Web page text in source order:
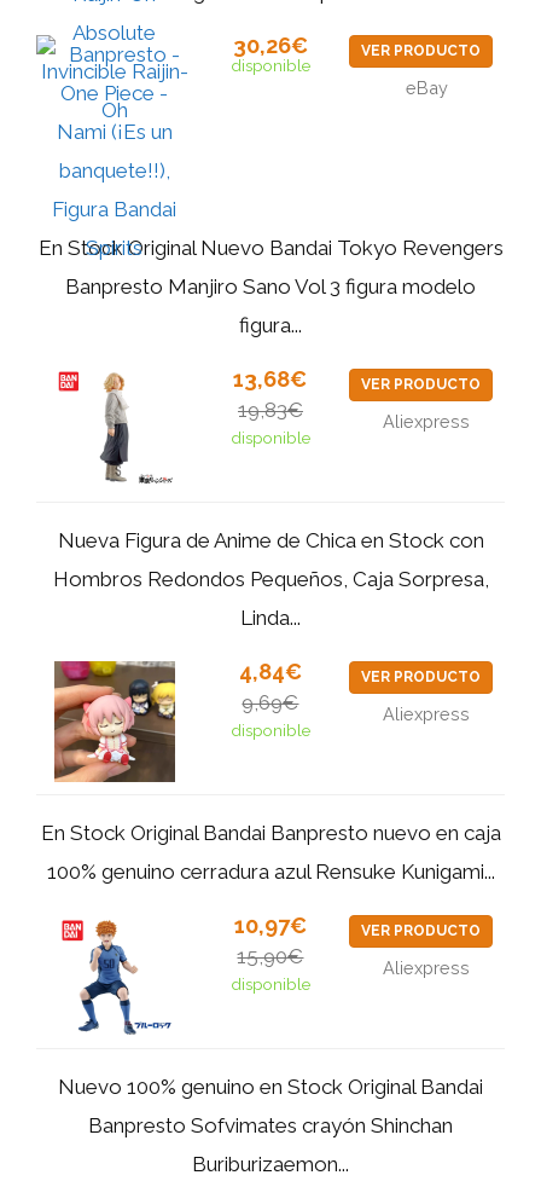
30,26€
disponible
VER PRODUCTO
eBay
En Stock Original Nuevo Bandai Tokyo Revengers
Banpresto Manjiro Sano Vol 3 figura modelo
figura...
13,68€
19,83€
disponible
VER PRODUCTO
Aliexpress
Nueva Figura de Anime de Chica en Stock con
Hombros Redondos Pequeños, Caja Sorpresa,
Linda...
4,84€
9,69€
disponible
VER PRODUCTO
Aliexpress
En Stock Original Bandai Banpresto nuevo en caja
100% genuino cerradura azul Rensuke Kunigami...
10,97€
15,90€
disponible
VER PRODUCTO
Aliexpress
Nuevo 100% genuino en Stock Original Bandai
Banpresto Sofvimates crayón Shinchan
Buriburizaemon...